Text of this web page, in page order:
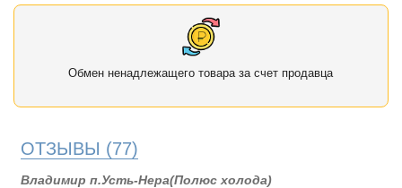
Обмен ненадлежащего товара за счет продавца
ОТЗЫВЫ (77)
Владимир п.Усть-Нера(Полюс холода)